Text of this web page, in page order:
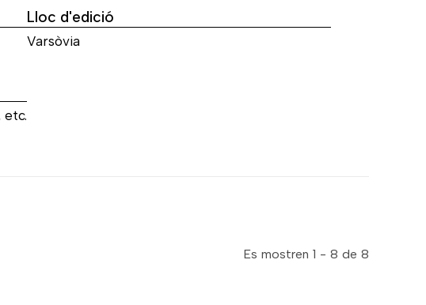
Lloc d'edició
Varsòvia
etc.
Es mostren 1 - 8 de 8